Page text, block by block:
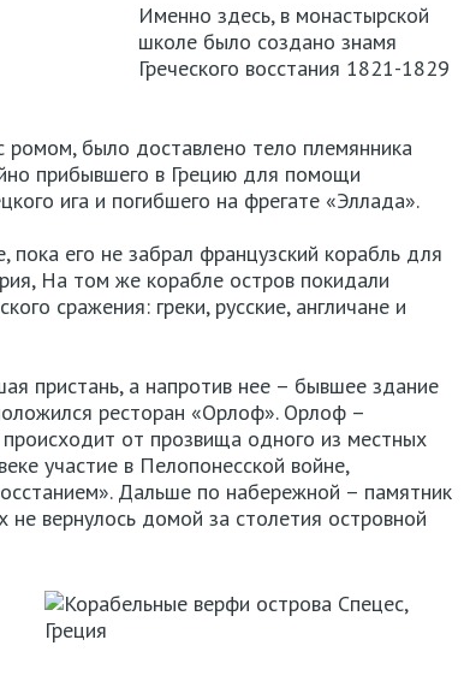
Именно здесь, в монастырской
школе было создано знамя
Греческого восстания 1821-1829
ромом, было доставлено тело племянника
прибывшего в Грецию для помощи
ига и погибшего на фрегате «Эллада».
пока его не забрал французский корабль для
На том же корабле остров покидали
сражения: греки, русские, англичане и
пристань, а напротив нее – бывшее здание
ресторан «Орлоф». Орлоф –
от прозвища одного из местных
участие в Пелопонесской войне,
Дальше по набережной – памятник
не вернулось домой за столетия островной